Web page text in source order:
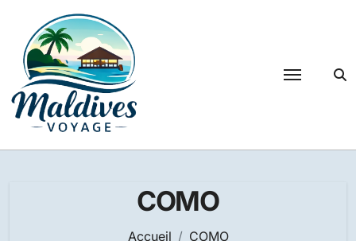
contenu
COMO
Accueil COMO